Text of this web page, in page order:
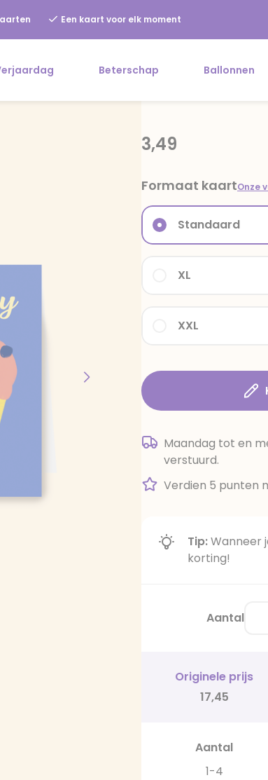
Een kaart voor elk moment
Beterschap Ballonnen
3,49
Formaat kaartOnze
XXL
XL
Standaard
Maandag tot en
verstuurd.
Verdien 5 punten
Tip:Wanneer
korting!
Aantal
Originele prijs
17,45
Aantal
1-4